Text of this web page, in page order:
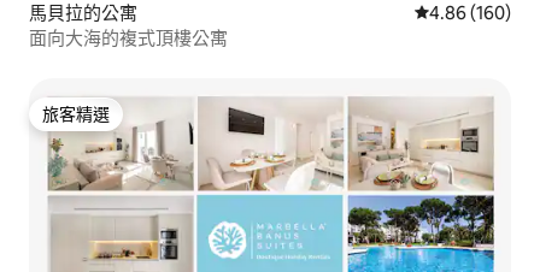
馬貝拉的公寓 從 160 則評價
4.86 (160)
面向大海的複式頂樓公寓
旅客精選
旅客精選